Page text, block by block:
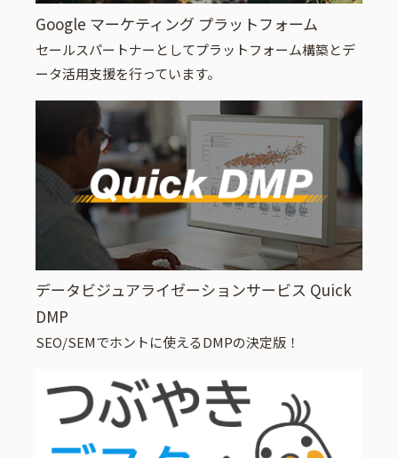
Google マーケティング プラットフォーム
セールスパートナーとしてプラットフォーム構築とデ
ータ活用支援を行っています。
データビジュアライゼーションサービス Quick
DMP
SEO/SEMでホントに使えるDMPの決定版！